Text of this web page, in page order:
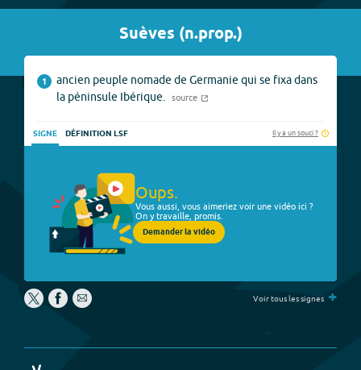
Suèves (n.prop.)
1
ancien peuple nomade de Germanie qui se fixa dans
la péninsule Ibérique.
source
SIGNE DÉFINITION LSF Il y a un souci ?
Oups.
Vous aussi, vous aimeriez voir une vidéo ici ?
On y travaille, promis.
Demander la vidéo
Voir tous les signes +